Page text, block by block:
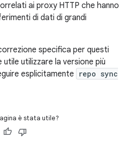
ai proxy HTTP che hanno
di dati di grandi
specifica per questi
utilizzare la versione più
esplicitamente
repo sync
è stata utile?